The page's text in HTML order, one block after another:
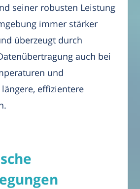
seiner robusten Leistung
immer stärker
überzeugt durch
auch bei
und
effizientere